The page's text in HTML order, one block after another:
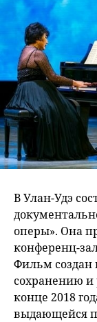
В Улан-Удэ
оперы». Она
конференц-
Фильм
сохранению и
конце 2018
выдающейся